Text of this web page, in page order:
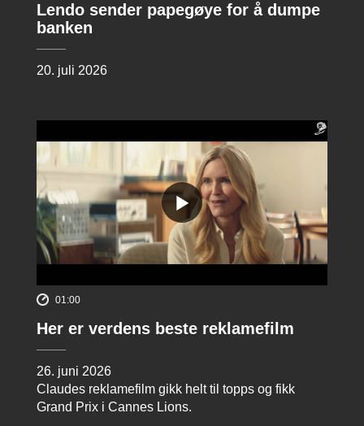
Lendo sender papegøye for å dumpe
banken
20. juli 2026
01:00
Her er verdens beste reklamefilm
26. juni 2026
Claudes reklamefilm gikk helt til topps og fikk
Grand Prix i Cannes Lions.